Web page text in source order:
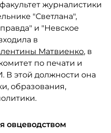
журналистики
"Светлана",
и "Невское
в
Матвиенко, в
по печати и
В этой должности она
образования,
овцеводством